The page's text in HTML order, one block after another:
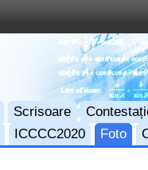
Scrisoare
ICCCC2020 Foto